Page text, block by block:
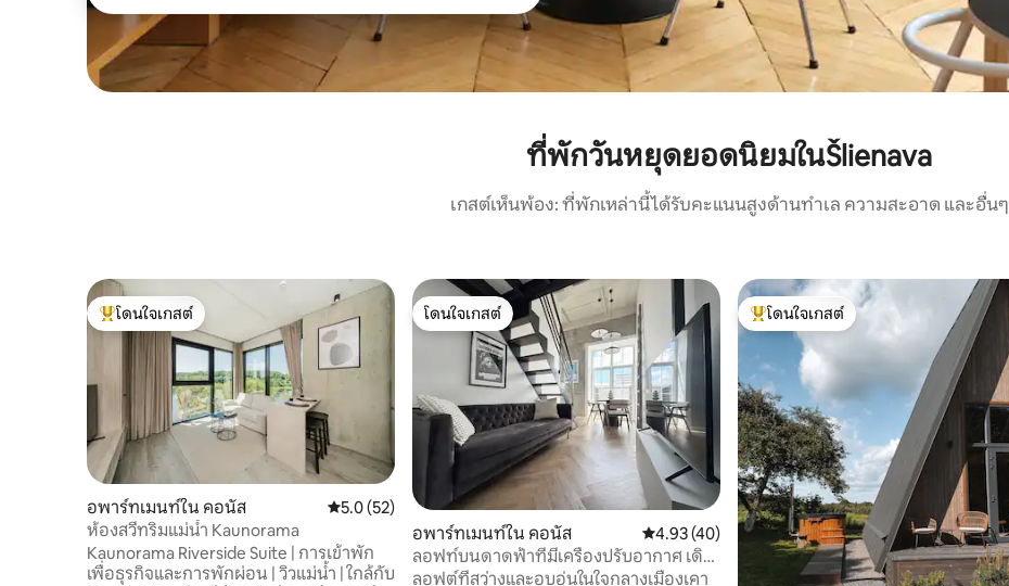
ที่พักวันหยุดยอดนิยมในŠlienava
เกสต์เห็นพ้อง: ที่พักเหล่านี้ได้รับคะแนนสูงด้านทำเล ความสะอาด และอื่นๆ
โดนใจเกสต์ที่สุด
โดนใจเกสต์
อพาร์ทเมนท์ใน คอนัส คะแนนเฉลี่ย 5.0 จาก 5, 52 รีวิว
5.0 (52)
ห้องสวีทริมแม่น้ำ Kaunorama
Kaunorama Riverside Suite | การเข้าพัก
เพื่อธุรกิจและการพักผ่อน | วิวแม่น้ำ | ใกล้กับ
โดนใจเกสต์
โดนใจเกสต์
อพาร์ทเมนท์ใน คอนัส คะแนนเฉลี่ย 4.93 จาก 5, 40 รีวิว
4.93 (40)
ลอฟท์บนดาดฟ้าที่มีเครื่องปรับอากาศ เดิน
15 นาทีถึง Zalgiris Arena
ลอฟต์ที่สว่างและอบอุ่นในใจกลางเมืองเคา
โดนใจเกสต์ที่สุด
โดนใจเกสต์